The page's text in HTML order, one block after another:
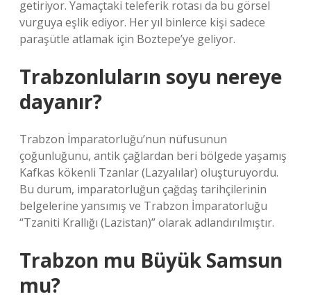
getiriyor. Yamaçtaki teleferik rotası da bu görsel
vurguya eşlik ediyor. Her yıl binlerce kişi sadece
paraşütle atlamak için Boztepe’ye geliyor.
Trabzonluların soyu nereye
dayanır?
Trabzon İmparatorluğu’nun nüfusunun
çoğunluğunu, antik çağlardan beri bölgede yaşamış
Kafkas kökenli Tzanlar (Lazyalılar) oluşturuyordu.
Bu durum, imparatorluğun çağdaş tarihçilerinin
belgelerine yansımış ve Trabzon İmparatorluğu
“Tzaniti Krallığı (Lazistan)” olarak adlandırılmıştır.
Trabzon mu Büyük Samsun
mu?